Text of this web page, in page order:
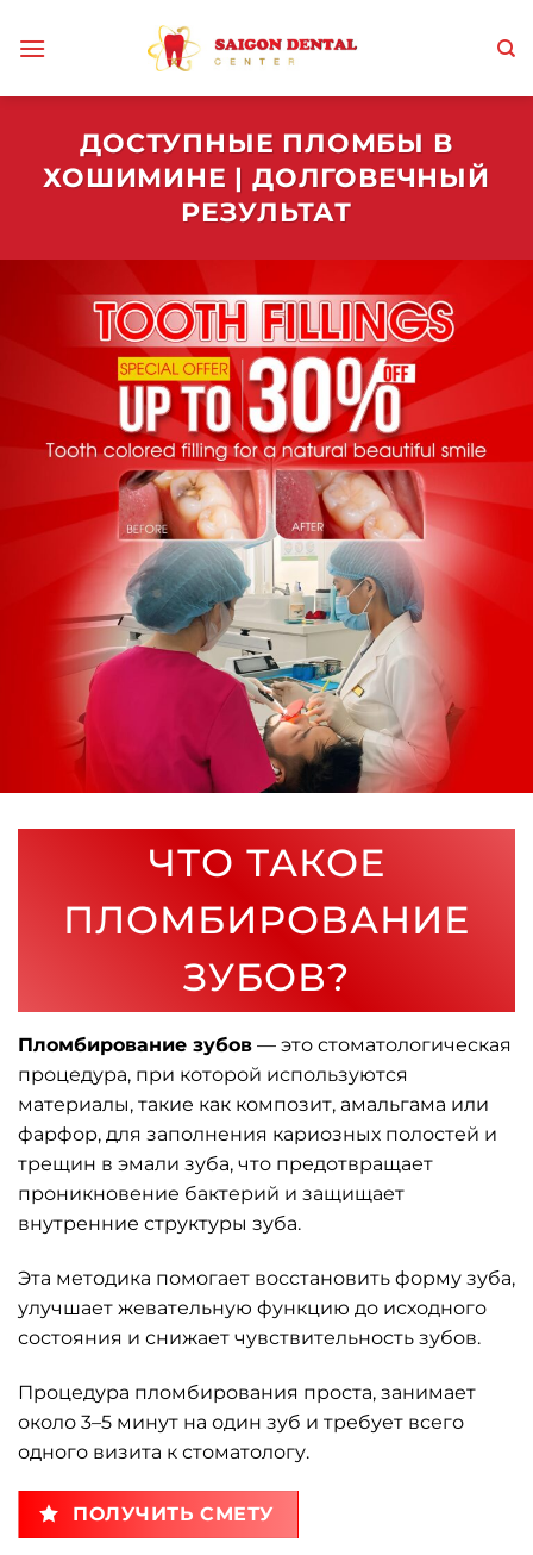
ДОСТУПНЫЕ ПЛОМБЫ В
ХОШИМИНЕ | ДОЛГОВЕЧНЫЙ
РЕЗУЛЬТАТ
ЧТО ТАКОЕ
ПЛОМБИРОВАНИЕ
ЗУБОВ?
Пломбирование зубов — это стоматологическая
процедура, при которой используются
материалы, такие как композит, амальгама или
фарфор, для заполнения кариозных полостей и
трещин в эмали зуба, что предотвращает
проникновение бактерий и защищает
внутренние структуры зуба.
Эта методика помогает восстановить форму зуба,
улучшает жевательную функцию до исходного
состояния и снижает чувствительность зубов.
Процедура пломбирования проста, занимает
около 3–5 минут на один зуб и требует всего
одного визита к стоматологу.
ПОЛУЧИТЬ СМЕТУ